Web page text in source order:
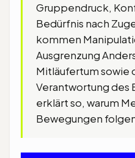
Gruppendruck,
Bedürfnis nach
kommen
Ausgrenzung
Mitläufertum sowie
Verantwortung des
erklärt so, warum
Bewegungen